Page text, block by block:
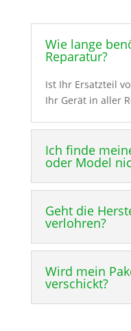
Wie lange
Reparatur?
Ist Ihr Ersatzteil
Ihr Gerät in aller
Ich finde
oder Model
Geht die
verlohren?
Wird mein
verschickt?